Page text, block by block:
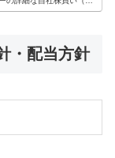
・配当方針